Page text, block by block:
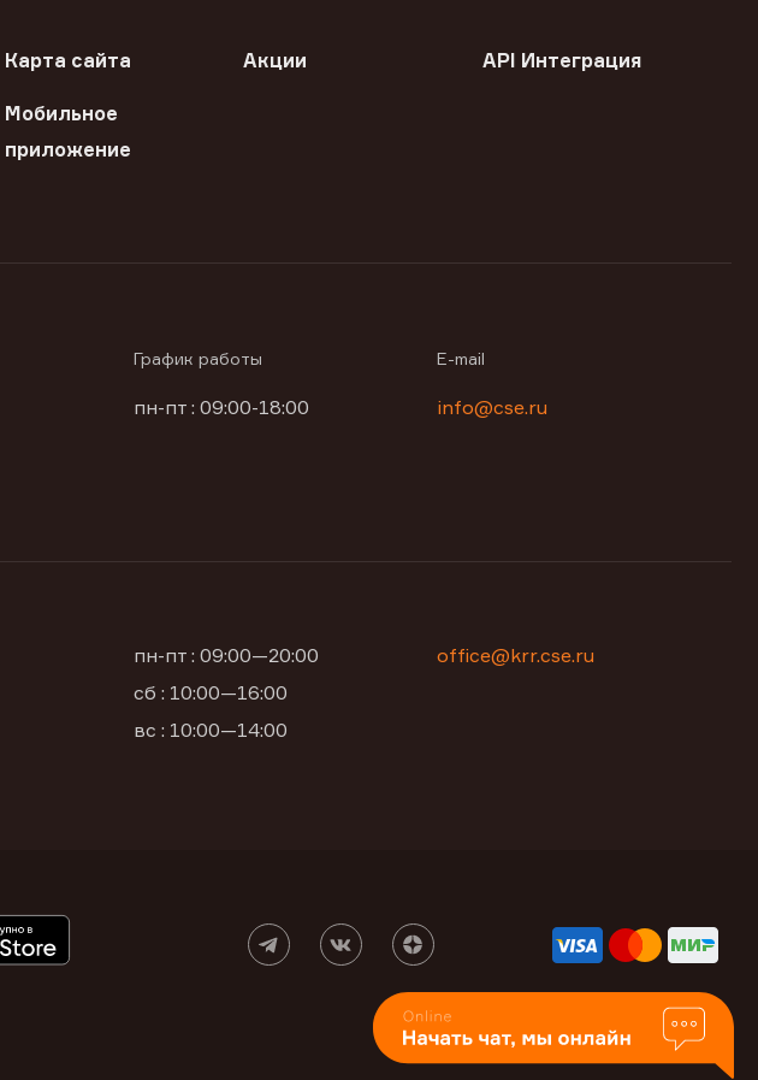
Карта сайта Акции API Интеграция
Мобильное
приложение
График работы
пн-пт : 09:00-18:00
E-mail
info@cse.ru
пн-пт : 09:00—20:00
сб : 10:00—16:00
вс : 10:00—14:00
office@krr.cse.ru